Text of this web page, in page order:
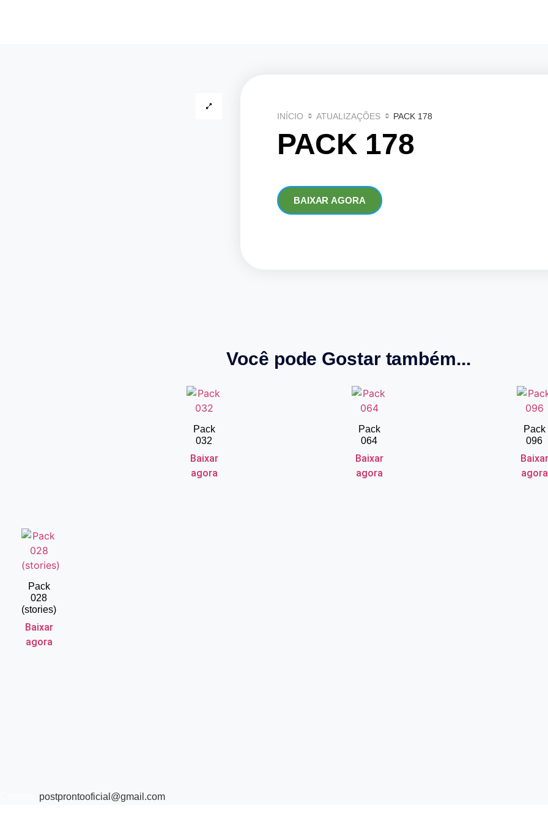
INÍCIO ATUALIZAÇÕES PACK 178
PACK 178
BAIXAR AGORA
Você pode Gostar também...
Pack
032
Baixar
agora
Pack
064
Baixar
agora
Pack
096
Baixar
agora
Pack
028
(stories)
Baixar
agora
postprontooficial@gmail.com